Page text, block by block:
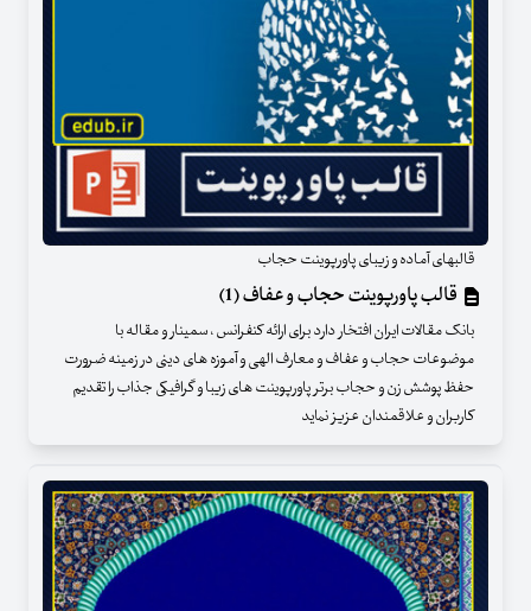
قالبهای آماده و زیبای پاورپوینت حجاب
قالب پاورپوینت حجاب و عفاف (1)
بانک مقالات ایران افتخار دارد برای ارائه کنفرانس ، سمینار و مقاله با
موضوعات حجاب و عفاف و معارف الهی و آموزه های دینی در زمینه ضرورت
حفظ پوشش زن و حجاب برتر پاورپوینت های زیبا و گرافیکی جذاب را تقدیم
کاربران و علاقمندان عزیز نماید